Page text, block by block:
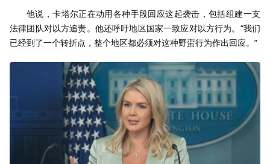
他说，卡塔尔正在动用各种手段回应这起袭击，包括组建一支
法律团队对以方追责。他还呼吁地区国家一致应对以方行为。“我们
已经到了一个转折点，整个地区都必须对这种野蛮行为作出回应。”